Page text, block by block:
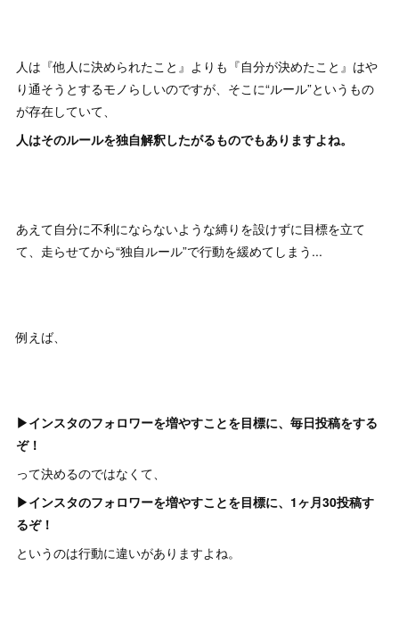
人は『他人に決められたこと』よりも『自分が決めたこと』はや
り通そうとするモノらしいのですが、そこに“ルール”というもの
が存在していて、
人はそのルールを独自解釈したがるものでもありますよね。
あえて自分に不利にならないような縛りを設けずに目標を立て
て、走らせてから“独自ルール”で行動を緩めてしまう...
例えば、
▶インスタのフォロワーを増やすことを目標に、毎日投稿をする
ぞ！
って決めるのではなくて、
▶インスタのフォロワーを増やすことを目標に、1ヶ月30投稿す
るぞ！
というのは行動に違いがありますよね。